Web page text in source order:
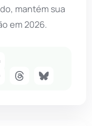
mantém sua
em 2026.